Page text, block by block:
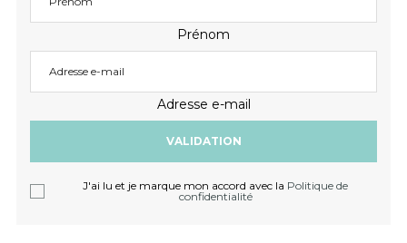
Prénom
Adresse e-mail
J'ai lu et je marque mon accord avec la Politique de
confidentialité